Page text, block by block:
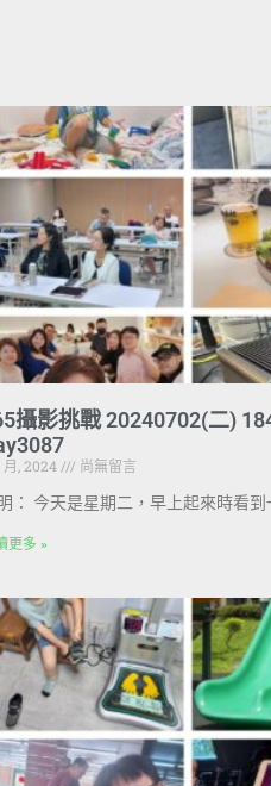
攝影挑戰 20240702(二)
, 2024
尚無留言
： 今天是星期二，早上起來時看到
更多 »